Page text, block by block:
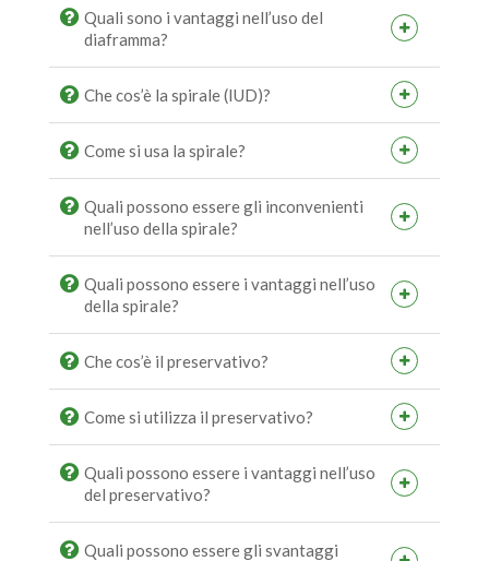
Quali sono i vantaggi nell’uso del
diaframma?
Che cos’è la spirale (IUD)?
Come si usa la spirale?
Quali possono essere gli inconvenienti
nell’uso della spirale?
Quali possono essere i vantaggi nell’uso
della spirale?
Che cos’è il preservativo?
Come si utilizza il preservativo?
Quali possono essere i vantaggi nell’uso
del preservativo?
Quali possono essere gli svantaggi